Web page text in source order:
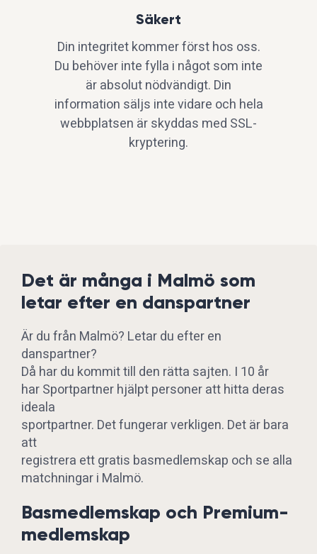
Säkert
Din integritet kommer först hos oss.
Du behöver inte fylla i något som inte
är absolut nödvändigt. Din
information säljs inte vidare och hela
webbplatsen är skyddas med SSL-
kryptering.
Det är många i Malmö som
letar efter en danspartner
Är du från Malmö? Letar du efter en
danspartner?
Då har du kommit till den rätta sajten. I 10 år
har Sportpartner hjälpt personer att hitta deras
ideala
sportpartner. Det fungerar verkligen. Det är bara
att
registrera ett gratis basmedlemskap och se alla
matchningar i Malmö.
Basmedlemskap och Premium-
medlemskap